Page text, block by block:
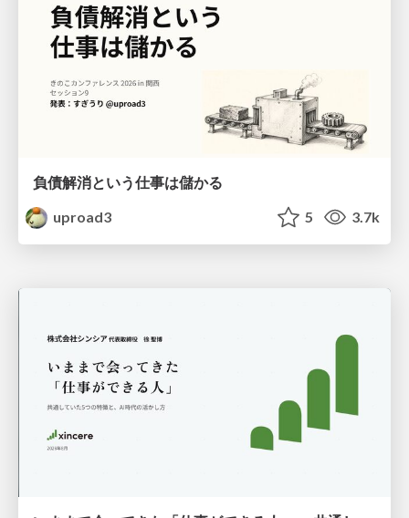
負債解消という仕事は儲かる
uproad3
5 3.7k